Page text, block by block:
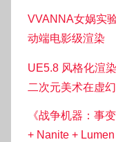
VVANNA女娲实
动端电影级渲染
UE5.8 风格化渲
二次元美术在虚
《战争机器：事
+ Nanite +